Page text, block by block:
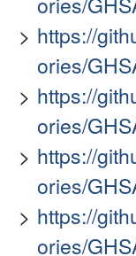
https://
ories/
https://
ories/
https://
ories/
https://
ories/